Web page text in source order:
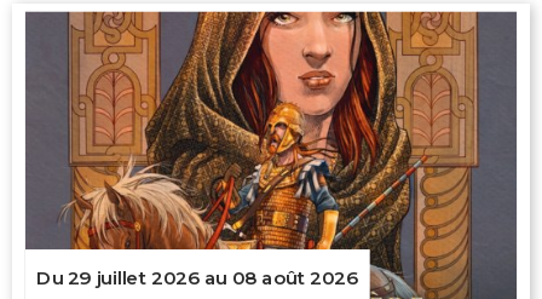
Du 29 juillet 2026 au 08 août 2026